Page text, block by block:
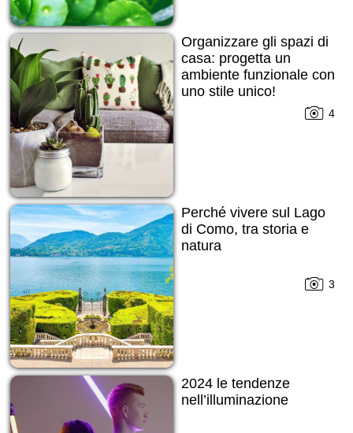
Organizzare gli spazi di
casa: progetta un
ambiente funzionale con
uno stile unico!
4
Perché vivere sul Lago
di Como, tra storia e
natura
3
2024 le tendenze
nell’illuminazione